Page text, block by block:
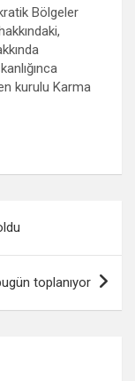
Bölgeler
kurulu Karma
toplanıyor